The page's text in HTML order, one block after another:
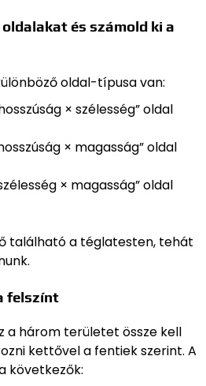
és számold ki a
oldal-típusa van:
× szélesség” oldal
× magasság” oldal
× magasság” oldal
található a téglatesten, tehát
felszínt
a három területet össze kell
kettővel a fentiek szerint. A
következők: